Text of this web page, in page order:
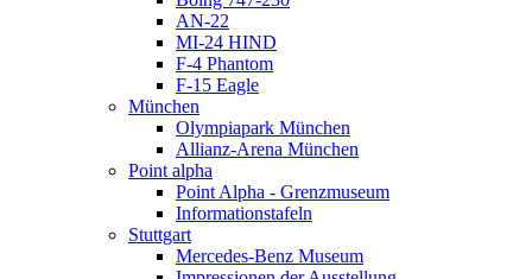
Impressionen der Ausstellung
Silberpfeile
Ozeaneum
Architektur
Ausstellung
Potsdamer Platz
Palast der Republik
Spreefahrt
Pergamonmuseum
Bode-Museum
Neues Museum
AN-22
MI-24 HIND
F-4 Phantom
F-15 Eagle
München
Olympiapark München
Allianz-Arena München
Point alpha
Point Alpha - Grenzmuseum
Informationstafeln
Stuttgart
Mercedes-Benz Museum